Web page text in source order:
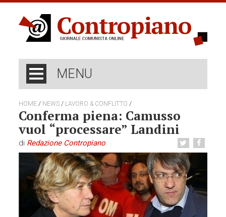
MENU
HOME / NEWS / LAVORO & CONFLITTO /
Conferma piena: Camusso
vuol “processare” Landini
di Redazione Contropiano